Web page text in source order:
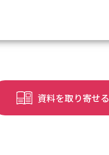
資料を取り寄せる